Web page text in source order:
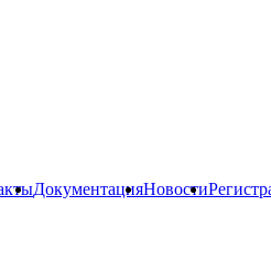
ДокументацияНовости